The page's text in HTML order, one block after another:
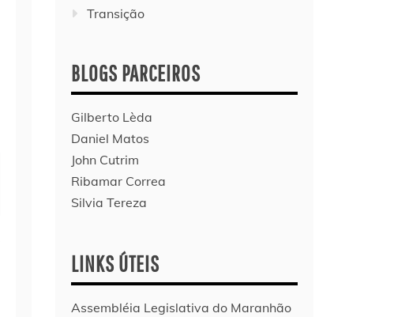
Transição
BLOGS PARCEIROS
Gilberto Lèda
Daniel Matos
John Cutrim
Ribamar Correa
Silvia Tereza
LINKS ÚTEIS
Assembléia Legislativa do Maranhão